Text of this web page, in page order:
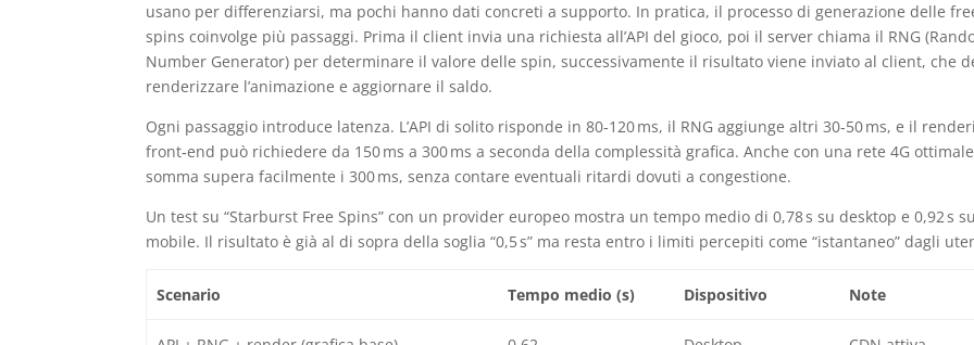
usano per differenziarsi, ma pochi hanno dati concreti a supporto. In pratica, il processo di generazione delle
spins coinvolge più passaggi. Prima il client invia una richiesta all’API del gioco, poi il server chiama il RNG
Number Generator) per determinare il valore delle spin, successivamente il risultato viene inviato al client, che
renderizzare l’animazione e aggiornare il saldo.
Ogni passaggio introduce latenza. L’API di solito risponde in 80‑120 ms, il RNG aggiunge altri 30‑50 ms, e il
front‑end può richiedere da 150 ms a 300 ms a seconda della complessità grafica. Anche con una rete 4G
somma supera facilmente i 300 ms, senza contare eventuali ritardi dovuti a congestione.
Un test su “Starburst Free Spins” con un provider europeo mostra un tempo medio di 0,78 s su desktop e 0,92 s su
mobile. Il risultato è già al di sopra della soglia “0,5 s” ma resta entro i limiti percepiti come “istantaneo” dagli
Scenario Tempo medio (s) Dispositivo Note